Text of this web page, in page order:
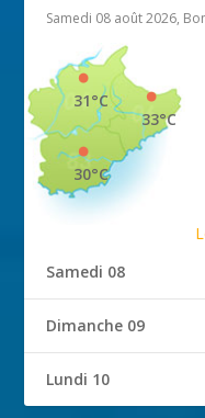
Samedi 08 août 2026,
33°C
31°C
30°C
Samedi 08
Dimanche 09
Lundi 10